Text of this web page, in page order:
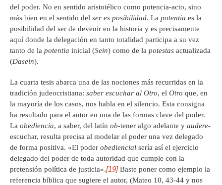
del poder. No en sentido aristotélico como potencia-acto, sino
más bien en el sentido del ser es posibilidad. La potentia es la
posibilidad del ser de devenir en la historia y es precisamente
aquí donde la delegación en tanto totalidad participa a su vez
tanto de la potentia inicial (Sein) como de la potestas actualizada
(Dasein).
La cuarta tesis abarca una de las nociones más recurridas en la
tradición judeocristiana: saber escuchar al Otro, el Otro que, en
la mayoría de los casos, nos habla en el silencio. Esta consigna
ha resultado para el autor en una de las formas clave del poder.
La obediencia, a saber, del latín ob-tener algo adelante y audere-
escuchar, resulta precisa al modelar el poder una vez delegado
de forma positiva. «El poder obediencial sería así el ejercicio
delegado del poder de toda autoridad que cumple con la
pretensión política de justicia».[19]Baste poner como ejemplo la
referencia bíblica que sugiere el autor, (Mateo 10, 43-44 y nos